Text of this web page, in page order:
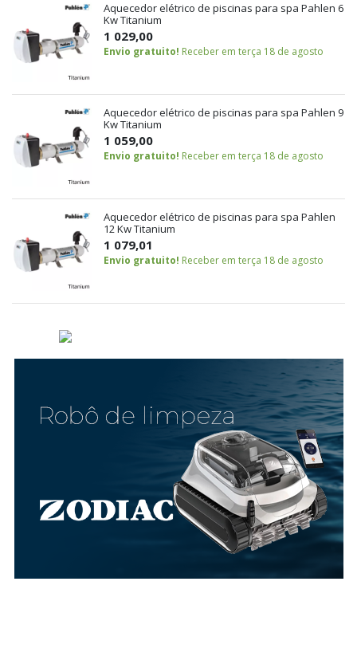
Aquecedor elétrico de piscinas para spa Pahlen 6
Kw Titanium
1 029,00
Envio gratuito! Receber em terça 18 de agosto
Aquecedor elétrico de piscinas para spa Pahlen 9
Kw Titanium
1 059,00
Envio gratuito! Receber em terça 18 de agosto
Aquecedor elétrico de piscinas para spa Pahlen
12 Kw Titanium
1 079,01
Envio gratuito! Receber em terça 18 de agosto